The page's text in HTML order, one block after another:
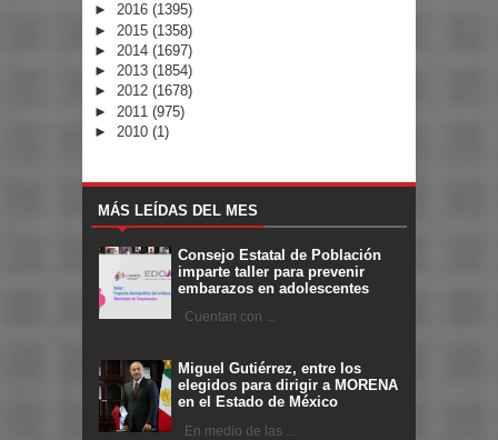
► 2016 (1395)
► 2015 (1358)
► 2014 (1697)
► 2013 (1854)
► 2012 (1678)
► 2011 (975)
► 2010 (1)
MÁS LEÍDAS DEL MES
Consejo Estatal de Población
imparte taller para prevenir
embarazos en adolescentes
Cuentan con ...
Miguel Gutiérrez, entre los
elegidos para dirigir a MORENA
en el Estado de México
En medio de las ...